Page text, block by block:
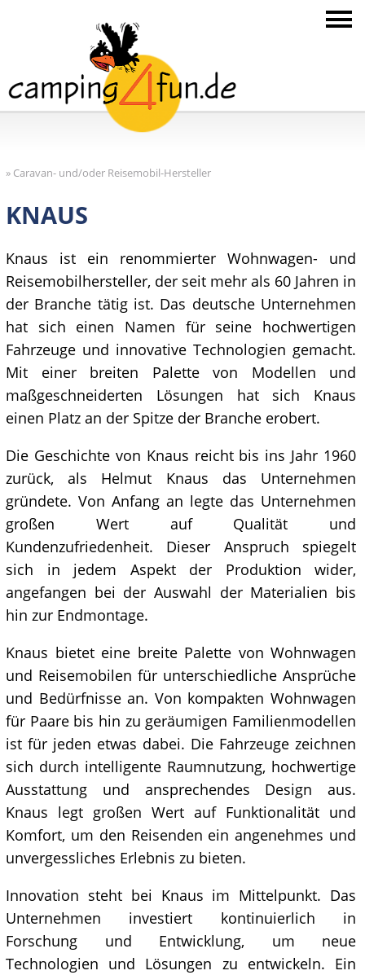
» Caravan- und/oder Reisemobil-Hersteller
KNAUS
Knaus ist ein renommierter Wohnwagen- und
Reisemobilhersteller, der seit mehr als 60 Jahren in
der Branche tätig ist. Das deutsche Unternehmen
hat sich einen Namen für seine hochwertigen
Fahrzeuge und innovative Technologien gemacht.
Mit einer breiten Palette von Modellen und
maßgeschneiderten Lösungen hat sich Knaus
einen Platz an der Spitze der Branche erobert.
Die Geschichte von Knaus reicht bis ins Jahr 1960
zurück, als Helmut Knaus das Unternehmen
gründete. Von Anfang an legte das Unternehmen
großen Wert auf Qualität und
Kundenzufriedenheit. Dieser Anspruch spiegelt
sich in jedem Aspekt der Produktion wider,
angefangen bei der Auswahl der Materialien bis
hin zur Endmontage.
Knaus bietet eine breite Palette von Wohnwagen
und Reisemobilen für unterschiedliche Ansprüche
und Bedürfnisse an. Von kompakten Wohnwagen
für Paare bis hin zu geräumigen Familienmodellen
ist für jeden etwas dabei. Die Fahrzeuge zeichnen
sich durch intelligente Raumnutzung, hochwertige
Ausstattung und ansprechendes Design aus.
Knaus legt großen Wert auf Funktionalität und
Komfort, um den Reisenden ein angenehmes und
unvergessliches Erlebnis zu bieten.
Innovation steht bei Knaus im Mittelpunkt. Das
Unternehmen investiert kontinuierlich in
Forschung und Entwicklung, um neue
Technologien und Lösungen zu entwickeln. Ein